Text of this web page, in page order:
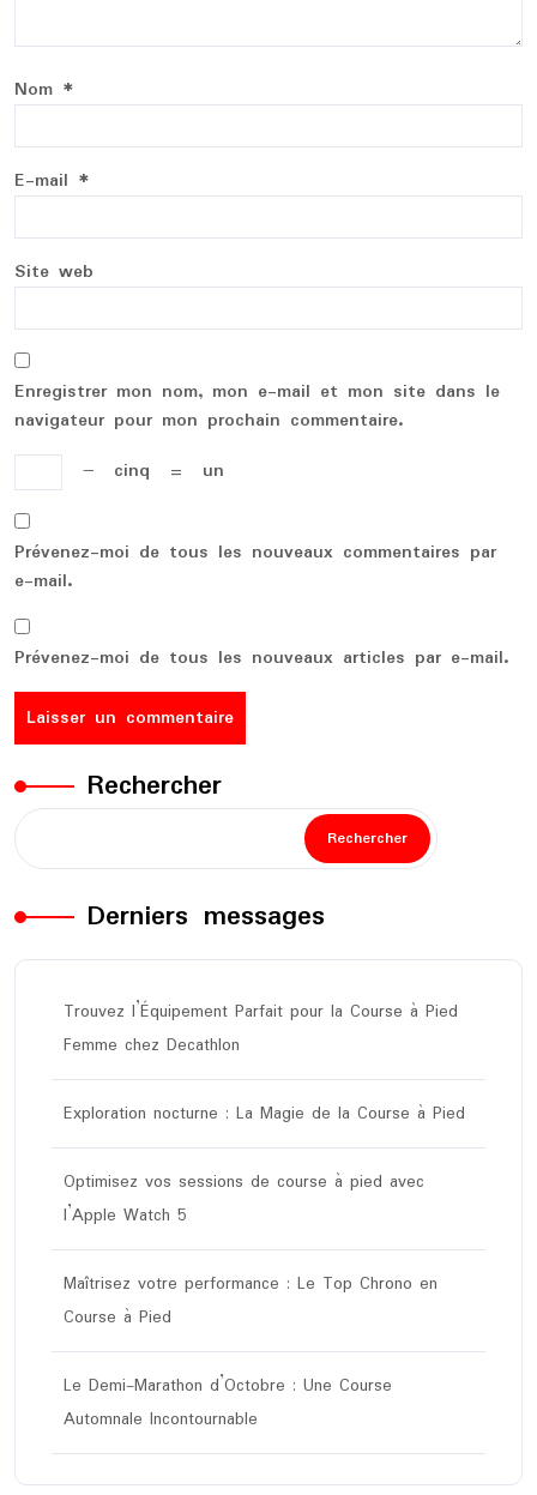
Nom *
E-mail *
Site web
Enregistrer mon nom, mon e-mail et mon site dans le
navigateur pour mon prochain commentaire.
−
cinq = un
Prévenez-moi de tous les nouveaux commentaires par
e-mail.
Prévenez-moi de tous les nouveaux articles par e-mail.
Rechercher
Rechercher
Derniers messages
Trouvez l’Équipement Parfait pour la Course à Pied
Femme chez Decathlon
Exploration nocturne : La Magie de la Course à Pied
Optimisez vos sessions de course à pied avec
l’Apple Watch 5
Maîtrisez votre performance : Le Top Chrono en
Course à Pied
Le Demi-Marathon d’Octobre : Une Course
Automnale Incontournable